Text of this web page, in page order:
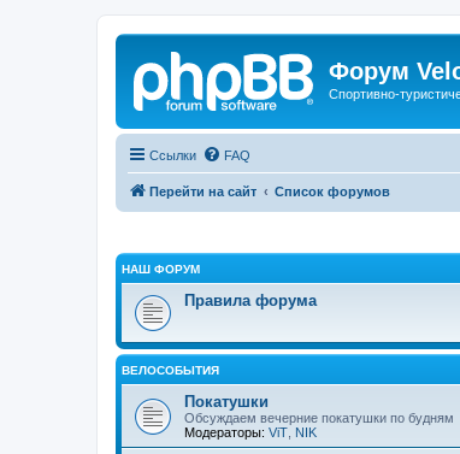
Форум
Спортивно-
Ссылки FAQ
Перейти на сайт Список форумов
НАШ ФОРУМ
Правила форума
ВЕЛОСОБЫТИЯ
Покатушки
Обсуждаем вечерние покатушки по будням
Модераторы: ViT NIK